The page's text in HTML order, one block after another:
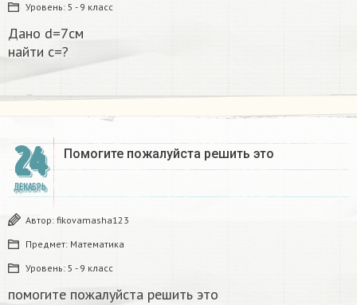
Уровень: 5 - 9 класс
Дано d=7см
найти с=?​
24
ДЕКАБРЬ
Помогите пожалуйста решить это
Автор: fikovamasha123
Предмет: Математика
Уровень: 5 - 9 класс
помогите пожалуйста решить это